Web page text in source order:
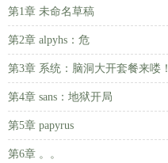
第1章 未命名草稿
第2章 alpyhs：危
第3章 系统：脑洞大开套餐来喽！
第4章 sans：地狱开局
第5章 papyrus
第6章 。。